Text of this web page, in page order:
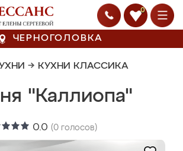
0
ЧЕРНОГОЛОВКА
→ КУХНИ КЛАССИКА
"Каллиопа"
0.0 (0 голосов)